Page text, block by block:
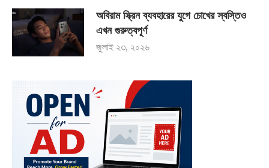
অবিরাম স্ক্রিন ব্যবহারের যুগে চোখের স্বস্তিও
এখন গুরুত্বপূর্ণ
জুলাই ২৩, ২০২৬